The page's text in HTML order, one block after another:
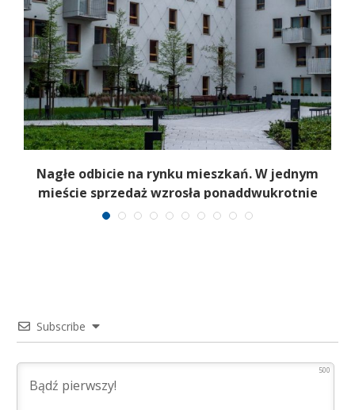
Nagłe odbicie na rynku mieszkań. W jednym
mieście sprzedaż wzrosła ponaddwukrotnie
Subscribe
500